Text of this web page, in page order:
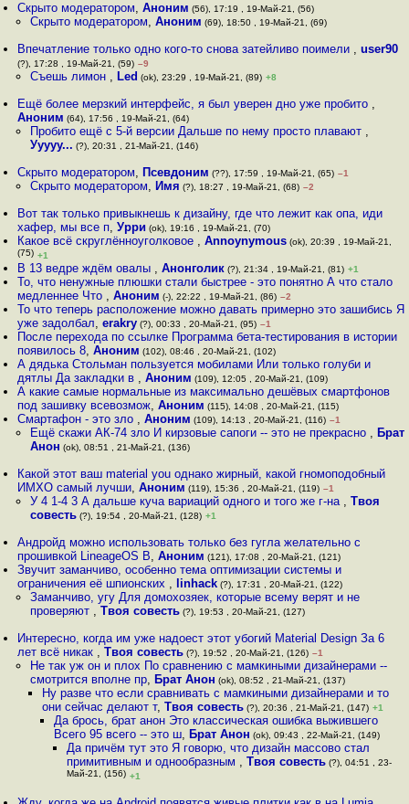
Скрыто модератором,Аноним (56), 17:19 , 19-Май-21, (56)
Скрыто модератором, Аноним (69), 18:50 , 19-Май-21, (69)
Впечатление только одно кого-то снова затейливо поимели ,user90
(?), 17:28 , 19-Май-21, (59) –9
Съешь лимон , Led (ok), 23:29 , 19-Май-21, (89) +8
Ещё более мерзкий интерфейс, я был уверен дно уже пробито ,
Аноним (64), 17:56 , 19-Май-21, (64)
Пробито ещё с 5-й версии Дальше по нему просто плавают ,
Ууууу... (?), 20:31 , 21-Май-21, (146)
Скрыто модератором, Псевдоним (??), 17:59 , 19-Май-21, (65) –1
Скрыто модератором, Имя (?), 18:27 , 19-Май-21, (68) –2
Вот так только привыкнешь к дизайну, где что лежит как опа, иди
хафер, мы все п,Урри (ok), 19:16 , 19-Май-21, (70)
Какое всё скруглённоуголковое ,Annoynymous (ok), 20:39 , 19-Май-21,
(75) +1
В 13 ведре ждём овалы ,Анонголик (?), 21:34 , 19-Май-21, (81) +1
То, что ненужные плюшки стали быстрее - это понятно А что стало
медленнее Что ,Аноним (-), 22:22 , 19-Май-21, (86) –2
То что теперь расположение можно давать примерно это зашибись Я
уже задолбал,erakry (?), 00:33 , 20-Май-21, (95) –1
После перехода по ссылке Программа бета-тестирования в истории
появилось 8,Аноним (102), 08:46 , 20-Май-21, (102)
А дядька Стольман пользуется мобилами Или только голуби и
дятлы Да закладки в ,Аноним (109), 12:05 , 20-Май-21, (109)
А какие самые нормальные из максимально дешёвых смартфонов
под зашивку всевозмож,Аноним (115), 14:08 , 20-Май-21, (115)
Смартафон - это зло ,Аноним (109), 14:13 , 20-Май-21, (116) –1
Ещё скажи АК-74 зло И кирзовые сапоги -- это не прекрасно , Брат
Анон (ok), 08:51 , 21-Май-21, (136)
Какой этот ваш material you однако жирный, какой гномоподобный
ИМХО самый лучши,Аноним (119), 15:36 , 20-Май-21, (119) –1
У 4 1-4 3 А дальше куча вариаций одного и того же г-на , Твоя
совесть(?), 19:54 , 20-Май-21, (128) +1
Андройд можно использовать только без гугла желательно с
прошивкой LineageOS В,Аноним (121), 17:08 , 20-Май-21, (121)
Звучит заманчиво, особенно тема оптимизации системы и
ограничения её шпионских , linhack (?), 17:31 , 20-Май-21, (122)
Заманчиво, угу Для домохозяек, которые всему верят и не
проверяют , Твоя совесть(?), 19:53 , 20-Май-21, (127)
Интересно, когда им уже надоест этот убогий Material Design За 6
лет всё никак ,Твоя совесть (?), 19:52 , 20-Май-21, (126) –1
Не так уж он и плох По сравнению с мамкиными дизайнерами --
смотрится вполне пр, Брат Анон (ok), 08:52 , 21-Май-21, (137)
Ну разве что если сравнивать с мамкиными дизайнерами и то
они сейчас делают т, Твоя совесть(?), 20:36 , 21-Май-21, (147) +1
Да брось, брат анон Это классическая ошибка выжившего
Всего 95 всего -- это ш, Брат Анон (ok), 09:43 , 22-Май-21, (149)
Да причём тут это Я говорю, что дизайн массово стал
примитивным и однообразным , Твоя совесть(?), 04:51 , 23-
Май-21, (156) +1